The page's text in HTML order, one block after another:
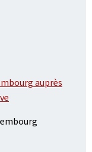
auprès